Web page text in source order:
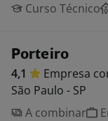
Curso Técnico
Porteiro
4,1 Empresa
São Paulo - SP
A combinar